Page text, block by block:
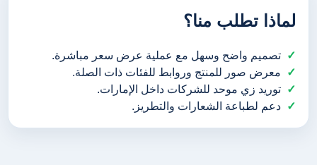
لماذا تطلب منا؟
تصميم واضح وسهل مع عملية عرض سعر مباشرة.
معرض صور للمنتج وروابط للفئات ذات الصلة.
توريد زي موحد للشركات داخل الإمارات.
دعم لطباعة الشعارات والتطريز.